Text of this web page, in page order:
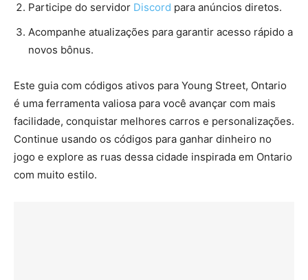
Participe do servidor Discord para anúncios diretos.
Acompanhe atualizações para garantir acesso rápido a
novos bônus.
Este guia com códigos ativos para Young Street, Ontario
é uma ferramenta valiosa para você avançar com mais
facilidade, conquistar melhores carros e personalizações.
Continue usando os códigos para ganhar dinheiro no
jogo e explore as ruas dessa cidade inspirada em Ontario
com muito estilo.